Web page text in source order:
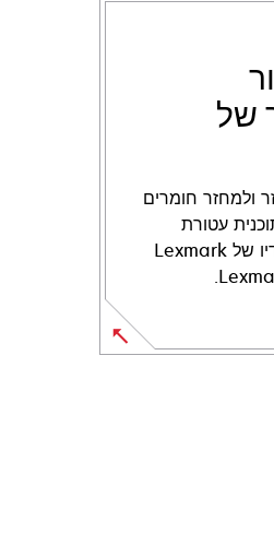
של
ולמחזר חומרים
עטורת
הפרסים לאיסוף מחסניות דיו של Lexmark